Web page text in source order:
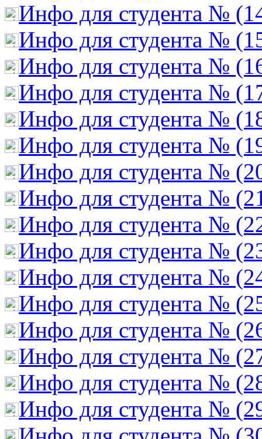
Инфо для студента №
Инфо для студента №
Инфо для студента №
Инфо для студента №
Инфо для студента №
Инфо для студента №
Инфо для студента №
Инфо для студента №
Инфо для студента №
Инфо для студента №
Инфо для студента №
Инфо для студента №
Инфо для студента №
Инфо для студента №
Инфо для студента №
Инфо для студента №